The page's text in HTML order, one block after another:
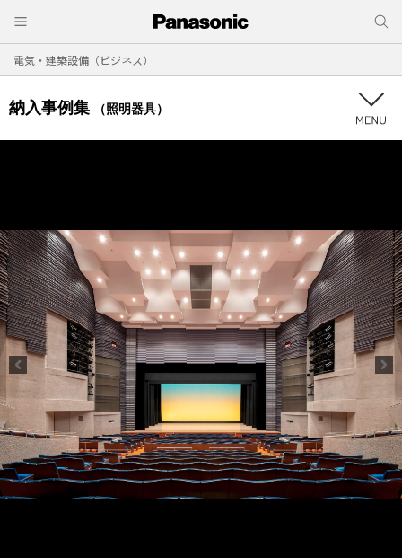
電気・建築設備（ビジネス）
納入事例集 （照明器具）